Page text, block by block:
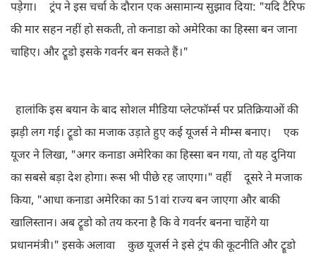
पड़ेगा।
ट्रंप ने इस चर्चा के दौरान एक असामान्य सुझाव दिया: "यदि टैरिफ
की मार सहन नहीं हो सकती, तो कनाडा को अमेरिका का हिस्सा बन जाना
चाहिए। और ट्रूडो इसके गवर्नर बन सकते हैं।"
हालांकि इस बयान के बाद सोशल मीडिया प्लेटफॉर्म्स पर प्रतिक्रियाओं की
झड़ी लग गई। ट्रूडो का मजाक उड़ाते हुए कई यूजर्स ने मीम्स बनाए।
एक
यूजर ने लिखा, "अगर कनाडा अमेरिका का हिस्सा बन गया, तो यह दुनिया
का सबसे बड़ा देश होगा। रूस भी पीछे रह जाएगा।" वहीं
दूसरे ने मजाक
किया, "आधा कनाडा अमेरिका का 51वां राज्य बन जाएगा और बाकी
खालिस्तान। अब ट्रूडो को तय करना है कि वे गवर्नर बनना चाहेंगे या
प्रधानमंत्री।" इसके अलावा
कुछ यूजर्स ने इसे ट्रंप की कूटनीति और ट्रूडो